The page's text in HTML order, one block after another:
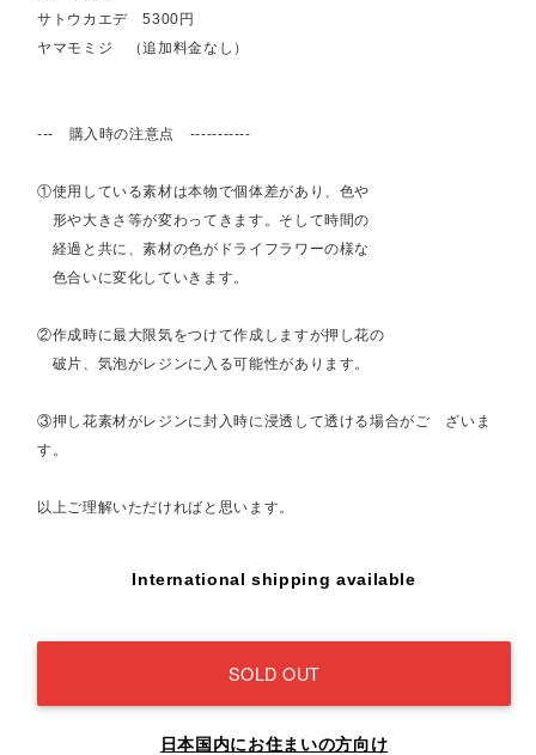
サトウカエデ 5300円
ヤマモミジ （追加料金なし）
--- 購入時の注意点 -----------
①使用している素材は本物で個体差があり、色や
形や大きさ等が変わってきます。そして時間の
経過と共に、素材の色がドライフラワーの様な
色合いに変化していきます。
②作成時に最大限気をつけて作成しますが押し花の
破片、気泡がレジンに入る可能性があります。
③押し花素材がレジンに封入時に浸透して透ける場合がご ざいま
す。
以上ご理解いただければと思います。
International shipping available
SOLD OUT
日本国内にお住まいの方向け